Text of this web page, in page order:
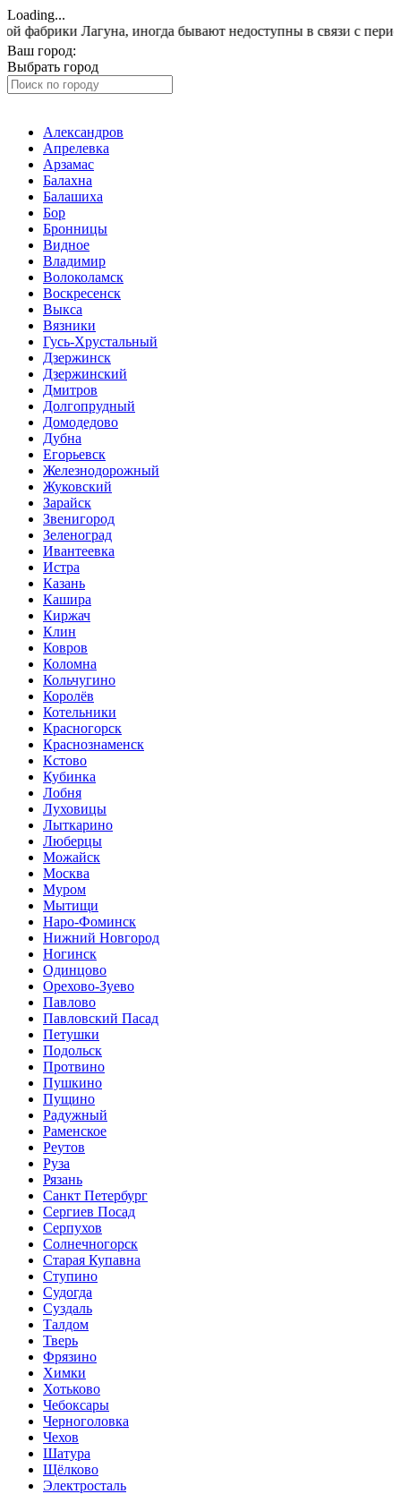
Loading...
Лагуна, иногда бывают недоступны в связи с
Ваш город:
Выбрать город
Александров
Апрелевка
Арзамас
Балахна
Балашиха
Бор
Бронницы
Видное
Владимир
Волоколамск
Воскресенск
Выкса
Вязники
Гусь-Хрустальный
Дзержинск
Дзержинский
Дмитров
Долгопрудный
Домодедово
Дубна
Егорьевск
Железнодорожный
Жуковский
Зарайск
Звенигород
Зеленоград
Ивантеевка
Истра
Казань
Кашира
Киржач
Клин
Ковров
Коломна
Кольчугино
Королёв
Котельники
Красногорск
Краснознаменск
Кстово
Кубинка
Лобня
Луховицы
Лыткарино
Люберцы
Можайск
Москва
Муром
Мытищи
Наро-Фоминск
Нижний Новгород
Ногинск
Одинцово
Орехово-Зуево
Павлово
Павловский Пасад
Петушки
Подольск
Протвино
Пушкино
Пущино
Радужный
Раменское
Реутов
Руза
Рязань
Санкт Петербург
Сергиев Посад
Серпухов
Солнечногорск
Старая Купавна
Ступино
Судогда
Суздаль
Талдом
Тверь
Фрязино
Химки
Хотьково
Чебоксары
Черноголовка
Чехов
Шатура
Щёлково
Электросталь